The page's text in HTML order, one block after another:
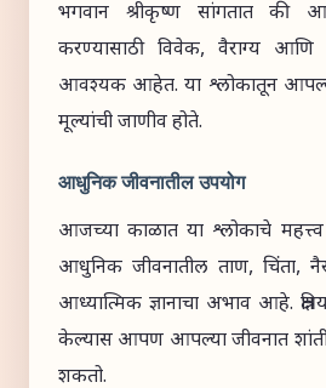
भगवान श्रीकृष्ण सांगतात की
करण्यासाठी विवेक, वैराग्य आणि
आवश्यक आहेत. या श्लोकातून
मूल्यांची जाणीव होते.
आधुनिक जीवनातील उपयोग
आजच्या काळात या श्लोकाचे
आधुनिक जीवनातील ताण, चिंता,
आध्यात्मिक ज्ञानाचा अभाव आहे.
केल्यास आपण आपल्या जीवनात
शकतो.